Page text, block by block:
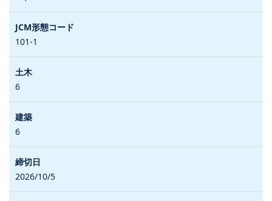
101-1
6
6
2026/10/5